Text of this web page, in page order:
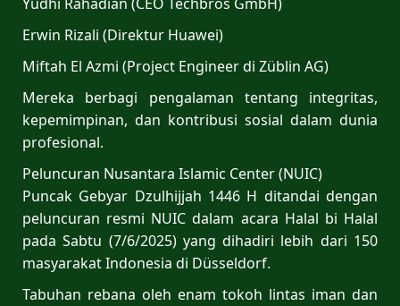
Erwin Rizali (Direktur Huawei)
Miftah El Azmi (Project Engineer di Züblin AG)
Mereka berbagi pengalaman tentang integritas,
kepemimpinan, dan kontribusi sosial dalam dunia
profesional.
Peluncuran Nusantara Islamic Center (NUIC)
Puncak Gebyar Dzulhijjah 1446 H ditandai dengan
peluncuran resmi NUIC dalam acara Halal bi Halal
pada Sabtu (7/6/2025) yang dihadiri lebih dari 150
masyarakat Indonesia di Düsseldorf.
Tabuhan rebana oleh enam tokoh lintas iman dan